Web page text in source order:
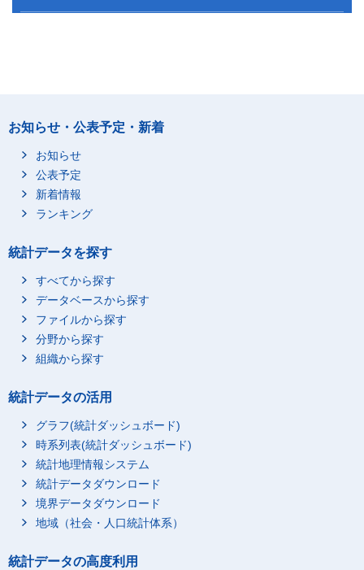
お知らせ・公表予定・新着
お知らせ
公表予定
新着情報
ランキング
統計データを探す
すべてから探す
データベースから探す
ファイルから探す
分野から探す
組織から探す
統計データの活用
グラフ(統計ダッシュボード)
時系列表(統計ダッシュボード)
統計地理情報システム
統計データダウンロード
境界データダウンロード
地域（社会・人口統計体系）
統計データの高度利用